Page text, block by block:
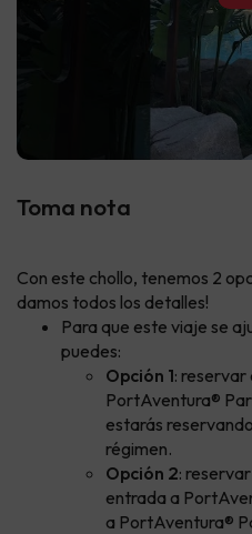
Toma nota
Con este chollo, tenemos 2
damos todos los detalles!
Para que este viaje se
puedes:
Opción 1: reservar
PortAventura®
estarás
régimen.
Opción 2:
entrada a
a PortAventura®